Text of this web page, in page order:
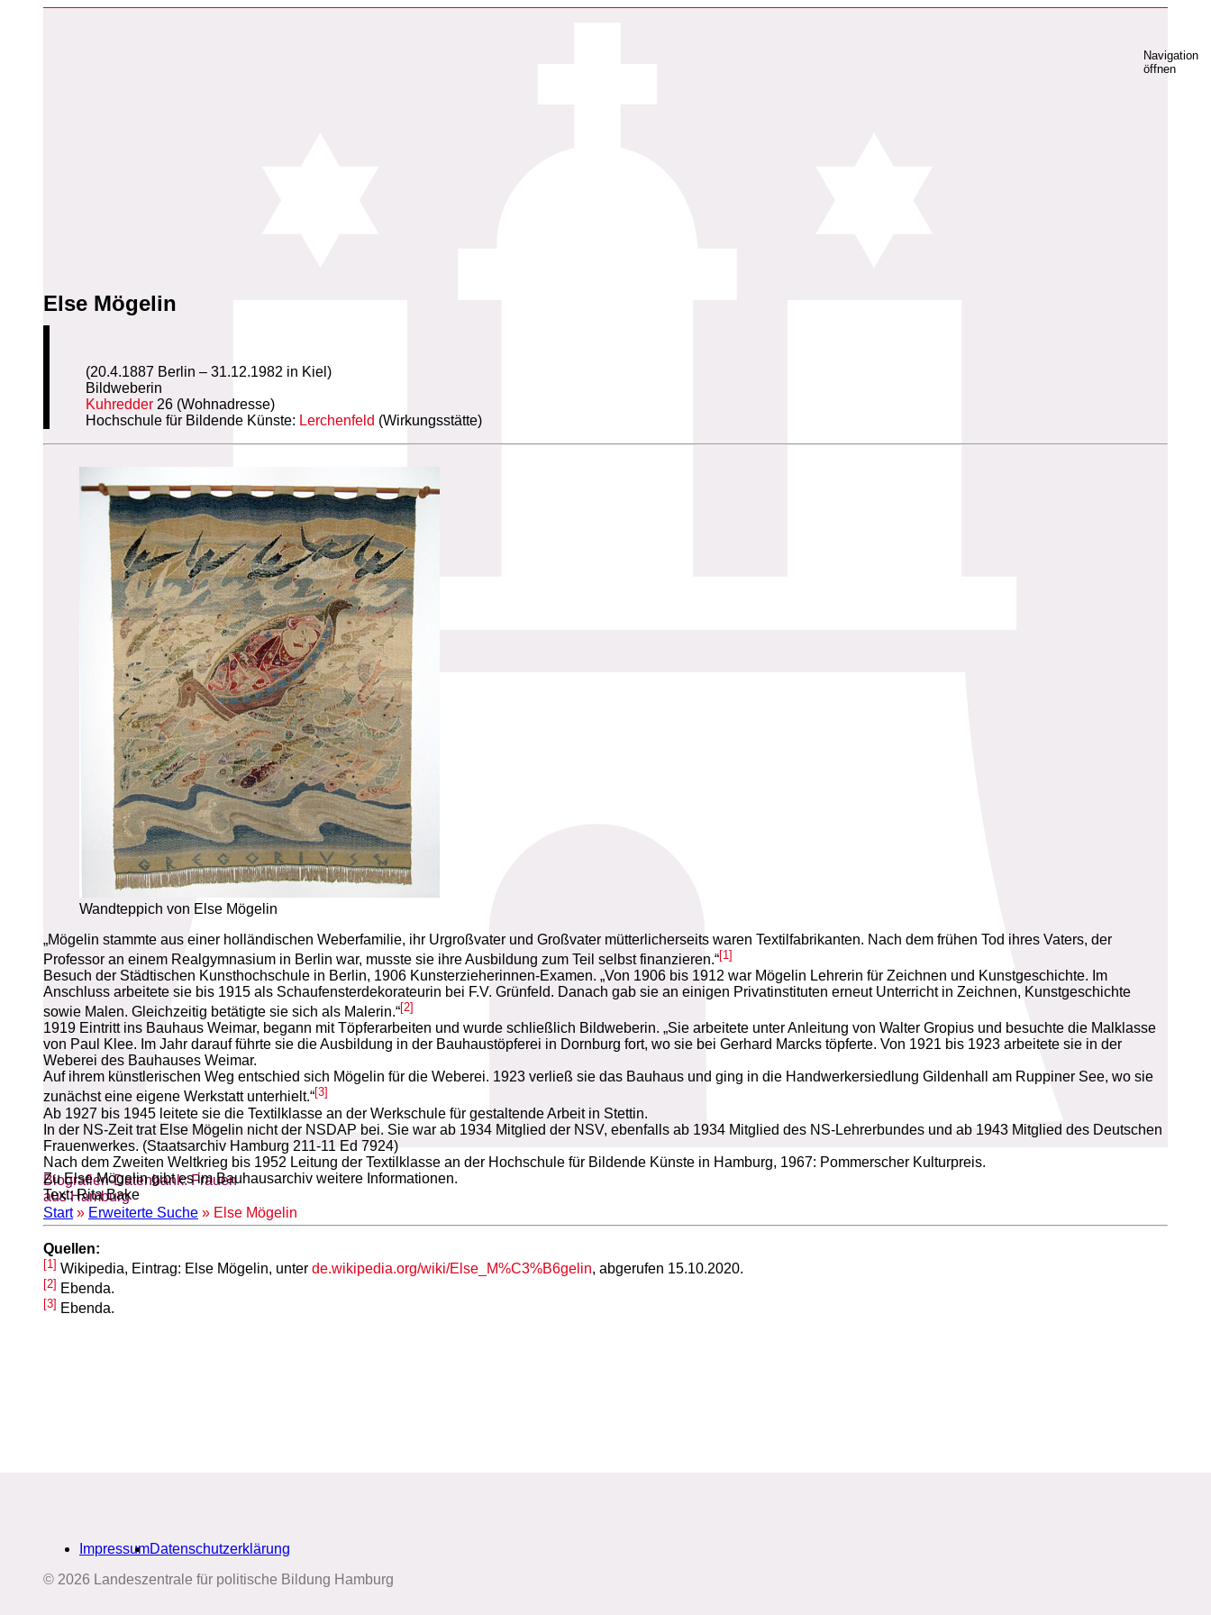
Biografien-Datenbank: Frauen
aus Hamburg
Start» Erweiterte Suche » Else Mögelin
Navigation
öffnen
Else Mögelin
(20.4.1887 Berlin – 31.12.1982 in Kiel)
Bildweberin
Kuhredder 26 (Wohnadresse)
Hochschule für Bildende Künste: Lerchenfeld (Wirkungsstätte)
Wandteppich von Else Mögelin
„Mögelin stammte aus einer holländischen Weberfamilie, ihr Urgroßvater und Großvater mütterlicherseits waren Textilfabrikanten. Nach dem frühen Tod ihres Vaters, der
Professor an einem Realgymnasium in Berlin war, musste sie ihre Ausbildung zum Teil selbst finanzieren.“[1]
Besuch der Städtischen Kunsthochschule in Berlin, 1906 Kunsterzieherinnen-Examen. „Von 1906 bis 1912 war Mögelin Lehrerin für Zeichnen und Kunstgeschichte. Im
Anschluss arbeitete sie bis 1915 als Schaufensterdekorateurin bei F.V. Grünfeld. Danach gab sie an einigen Privatinstituten erneut Unterricht in Zeichnen, Kunstgeschichte
sowie Malen. Gleichzeitig betätigte sie sich als Malerin.“[2]
1919 Eintritt ins Bauhaus Weimar, begann mit Töpferarbeiten und wurde schließlich Bildweberin. „Sie arbeitete unter Anleitung von Walter Gropius und besuchte die Malklasse
von Paul Klee. Im Jahr darauf führte sie die Ausbildung in der Bauhaustöpferei in Dornburg fort, wo sie bei Gerhard Marcks töpferte. Von 1921 bis 1923 arbeitete sie in der
Weberei des Bauhauses Weimar.
Auf ihrem künstlerischen Weg entschied sich Mögelin für die Weberei. 1923 verließ sie das Bauhaus und ging in die Handwerkersiedlung Gildenhall am Ruppiner See, wo sie
zunächst eine eigene Werkstatt unterhielt.“[3]
Ab 1927 bis 1945 leitete sie die Textilklasse an der Werkschule für gestaltende Arbeit in Stettin.
In der NS-Zeit trat Else Mögelin nicht der NSDAP bei. Sie war ab 1934 Mitglied der NSV, ebenfalls ab 1934 Mitglied des NS-Lehrerbundes und ab 1943 Mitglied des Deutschen
Frauenwerkes. (Staatsarchiv Hamburg 211-11 Ed 7924)
Nach dem Zweiten Weltkrieg bis 1952 Leitung der Textilklasse an der Hochschule für Bildende Künste in Hamburg, 1967: Pommerscher Kulturpreis.
Zu Else Mögelin gibt es im Bauhausarchiv weitere Informationen.
Text: Rita Bake
Quellen:
[1] Wikipedia, Eintrag: Else Mögelin, unter de.wikipedia.org/wiki/Else_M%C3%B6gelin, abgerufen 15.10.2020.
[2] Ebenda.
[3] Ebenda.
ImpressumDatenschutzerklärung
© 2026 Landeszentrale für politische Bildung Hamburg